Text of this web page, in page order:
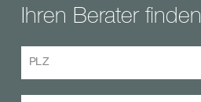
Ihren Berater finden
PLZ